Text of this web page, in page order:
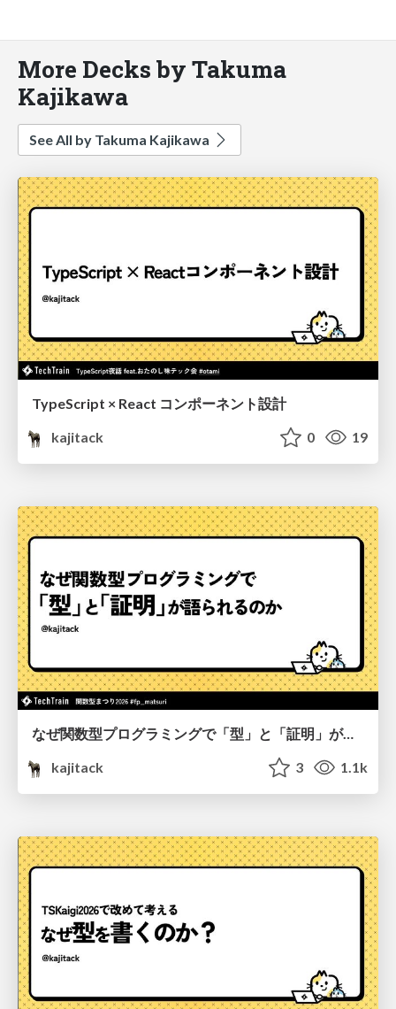
More Decks by Takuma
Kajikawa
See All by Takuma Kajikawa
TypeScript × React コンポーネント設計
kajitack
0 19
なぜ関数型プログラミングで「型」と「証明」が語られるのか #fp_matsuri
kajitack
3 1.1k